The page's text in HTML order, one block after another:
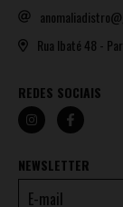
Rua Ibaté 48 -
REDES SOCIAIS
NEWSLETTER